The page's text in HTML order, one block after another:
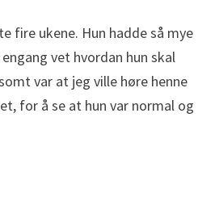
fire ukene. Hun hadde så mye
vet hvordan hun skal
var at jeg ville høre henne
for å se at hun var normal og